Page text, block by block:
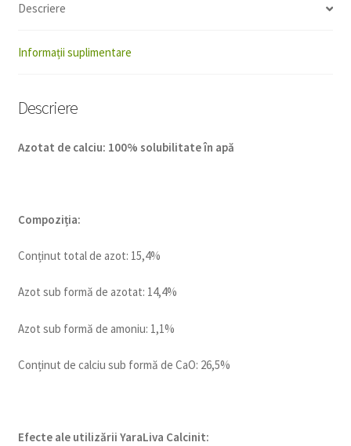
Descriere
Informații suplimentare
Descriere
Azotat de calciu: 100% solubilitate în apă
Compoziția:
Conținut total de azot: 15,4%
Azot sub formă de azotat: 14,4%
Azot sub formă de amoniu: 1,1%
Conținut de calciu sub formă de CaO: 26,5%
Efecte ale utilizării YaraLiva Calcinit: